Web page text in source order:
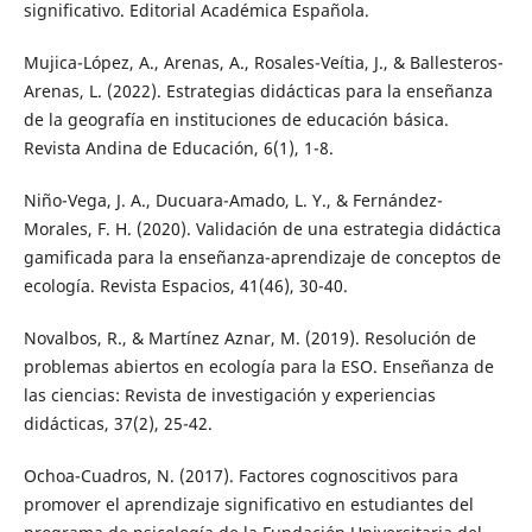
significativo. Editorial Académica Española.
Mujica-López, A., Arenas, A., Rosales-Veítia, J., & Ballesteros-
Arenas, L. (2022). Estrategias didácticas para la enseñanza
de la geografía en instituciones de educación básica.
Revista Andina de Educación, 6(1), 1-8.
Niño-Vega, J. A., Ducuara-Amado, L. Y., & Fernández-
Morales, F. H. (2020). Validación de una estrategia didáctica
gamificada para la enseñanza-aprendizaje de conceptos de
ecología. Revista Espacios, 41(46), 30-40.
Novalbos, R., & Martínez Aznar, M. (2019). Resolución de
problemas abiertos en ecología para la ESO. Enseñanza de
las ciencias: Revista de investigación y experiencias
didácticas, 37(2), 25-42.
Ochoa-Cuadros, N. (2017). Factores cognoscitivos para
promover el aprendizaje significativo en estudiantes del